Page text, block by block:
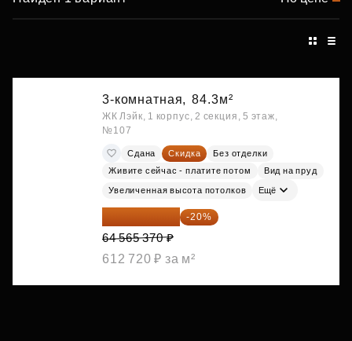
3-комнатная, 84.3м²
ЖК Лэйк, 1 корпус, 2 секция, 5 этаж,
№107
Сдана Скидка
Без отделки
Живите сейчас - платите потом
Вид на пруд
Увеличенная высота потолков Ещё
51 652 296 ₽ -20%
64 565 370 ₽
612 720 ₽ за м²